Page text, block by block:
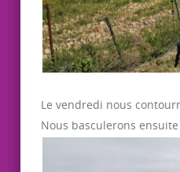
Le vendredi nous
Nous basculerons